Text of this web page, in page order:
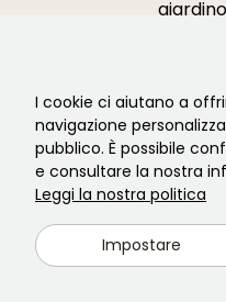
I cookie ci aiutano a
navigazione
pubblico. È possibile
e consultare la nostra
Leggi la nostra politica
Impostare
Questo modulo è protetto da